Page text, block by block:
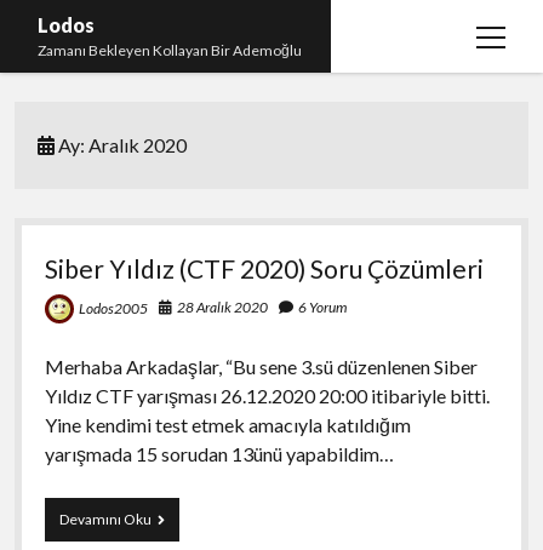
Lodos
Zamanı Bekleyen Kollayan Bir Ademoğlu
menüyü
test
Ay:Aralık 2020
Siber Yıldız (CTF 2020) Soru Çözümleri
Lodos2005 28 Aralık 2020 6 Yorum
Merhaba Arkadaşlar, “Bu sene 3.sü düzenlenen Siber
Yıldız CTF yarışması 26.12.2020 20:00 itibariyle bitti.
Yine kendimi test etmek amacıyla katıldığım
yarışmada 15 sorudan 13ünü yapabildim…
Devamını OkuSiber
Yıldız